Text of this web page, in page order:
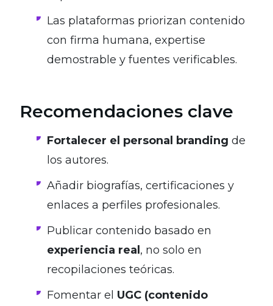
Las plataformas priorizan contenido
con firma humana, expertise
demostrable y fuentes verificables.
Recomendaciones clave
Fortalecer el personal branding de
los autores.
Añadir biografías, certificaciones y
enlaces a perfiles profesionales.
Publicar contenido basado en
experiencia real , no solo en
recopilaciones teóricas.
Fomentar el UGC (contenido